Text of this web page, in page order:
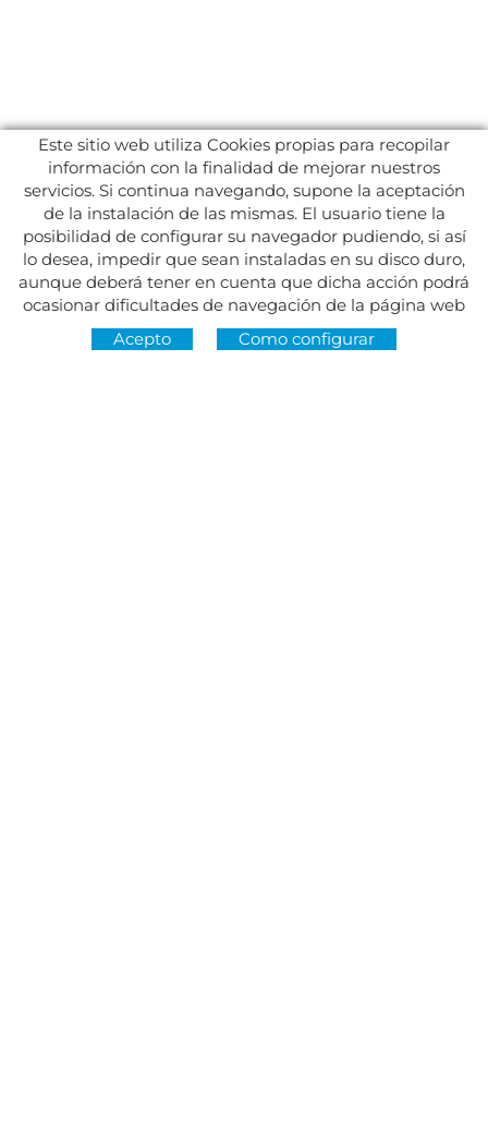
Dirección:Av. del Maresme, 5 - El Masnou
Este sitio web utiliza Cookies propias para recopilar
información con la finalidad de mejorar nuestros
servicios. Si continua navegando, supone la aceptación
de la instalación de las mismas. El usuario tiene la
posibilidad de configurar su navegador pudiendo, si así
lo desea, impedir que sean instaladas en su disco duro,
aunque deberá tener en cuenta que dicha acción podrá
ocasionar dificultades de navegación de la página web
Acepto
Como configurar